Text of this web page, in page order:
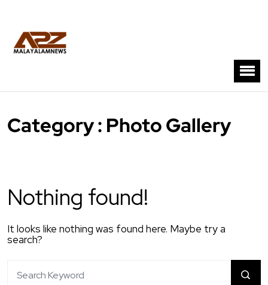
Category : Photo Gallery
Nothing found!
It looks like nothing was found here. Maybe try a
search?